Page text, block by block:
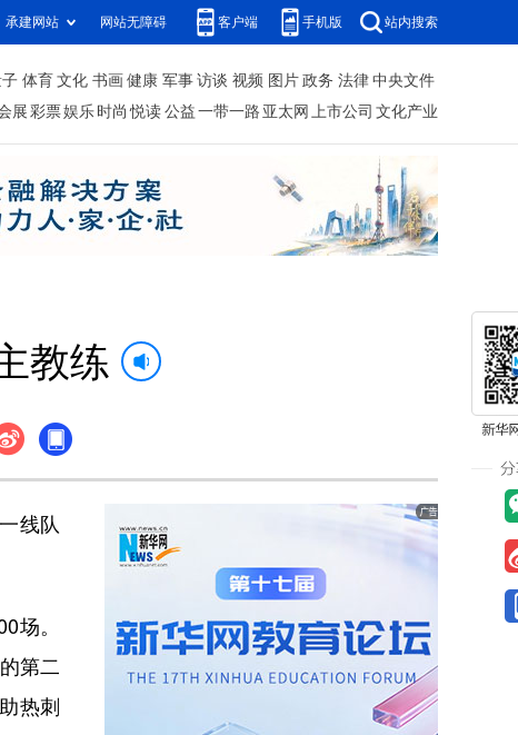
承建网站 网站无障碍 客户端 手机版 站内搜索
体育 文化 书画 健康 军事 访谈 视频 图片 政务 法律 中央文件
展 彩票娱乐 时尚 悦读 公益 一带一路 亚太网 上市公司 文化产业
教练
线队
场。
第二
热刺